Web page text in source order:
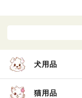
犬用品
猫用品